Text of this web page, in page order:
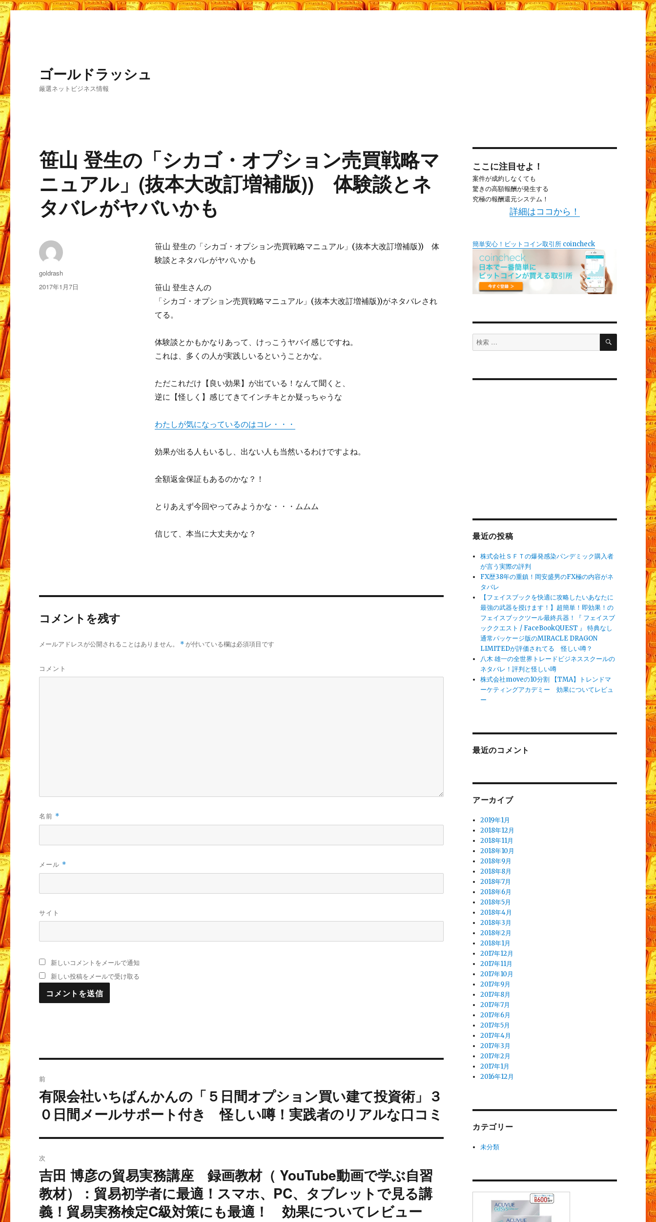
ゴールドラッシュ
厳選ネットビジネス情報
笹山 登生の「シカゴ・オプション売買戦略マ
ニュアル」(抜本大改訂増補版)) 体験談とネ
タバレがヤバいかも
笹山 登生の「シカゴ・オプション売買戦略マニュアル」(抜本大改訂増補版)) 体
験談とネタバレがヤバいかも
笹山 登生さんの
「シカゴ・オプション売買戦略マニュアル」(抜本大改訂増補版))がネタバレされ
てる。
体験談とかもかなりあって、けっこうヤバイ感じですね。
これは、多くの人が実践しいるということかな。
ただこれだけ【良い効果】が出ている！なんて聞くと、
逆に【怪しく】感じてきてインチキとか疑っちゃうな
わたしが気になっているのはコレ・・・
効果が出る人もいるし、出ない人も当然いるわけですよね。
全額返金保証もあるのかな？！
とりあえず今回やってみようかな・・・ムムム
信じて、本当に大丈夫かな？
投
稿
goldrash
投
2017年1月7日
コメントを残す
メールアドレスが公開されることはありません。 * が付いている欄は必須項目です
コメント
名前 *
メール *
サイト
新しいコメントをメールで通知
新しい投稿をメールで受け取る
稿
ナ
ゲ
ー
シ
ョ
前
過
去
の
投
有限会社いちばんかんの「５日間オプション買い建て投資術」３
０日間メールサポート付き 怪しい噂！実践者のリアルな口コミ
次
次
の
投
稿:
吉田 博彦の貿易実務講座 録画教材（ YouTube動画で学ぶ自習
教材）：貿易初学者に最適！スマホ、PC、タブレットで見る講
義！貿易実務検定C級対策にも最適！ 効果についてレビュー
ここに注目せよ！
案件が成約しなくても
驚きの高額報酬が発生する
究極の報酬還元システム！
詳細はココから！
簡単安心！ビットコイン取引所 coincheck
検
索
検
最近の投稿
株式会社ＳＦＴの爆発感染パンデミック購入者
が言う実際の評判
FX歴38年の重鎮！岡安盛男のFX極の内容がネ
タバレ
【フェイスブックを快適に攻略したいあなたに
最強の武器を授けます！】超簡単！即効果！の
フェイスブックツール最終兵器！『 フェイスブ
ッククエスト / FaceBookQUEST 』 特典なし
通常パッケージ版のMIRACLE DRAGON
LIMITEDが評価されてる 怪しい噂？
八木 雄一の全世界トレードビジネススクールの
ネタバレ！評判と怪しい噂
株式会社moveの10分割 【TMA】トレンドマ
ーケティングアカデミー 効果についてレビュ
ー
最近のコメント
アーカイブ
2019年1月
2018年12月
2018年11月
2018年10月
2018年9月
2018年8月
2018年7月
2018年6月
2018年5月
2018年4月
2018年3月
2018年2月
2018年1月
2017年12月
2017年11月
2017年10月
2017年9月
2017年8月
2017年7月
2017年6月
2017年5月
2017年4月
2017年3月
2017年2月
2017年1月
2016年12月
カテゴリー
未分類